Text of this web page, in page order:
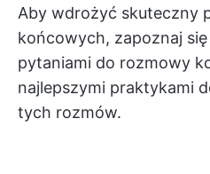
Aby wdrożyć skuteczny
końcowych, zapoznaj
pytaniami do rozmowy
najlepszymi praktykami
tych rozmów.